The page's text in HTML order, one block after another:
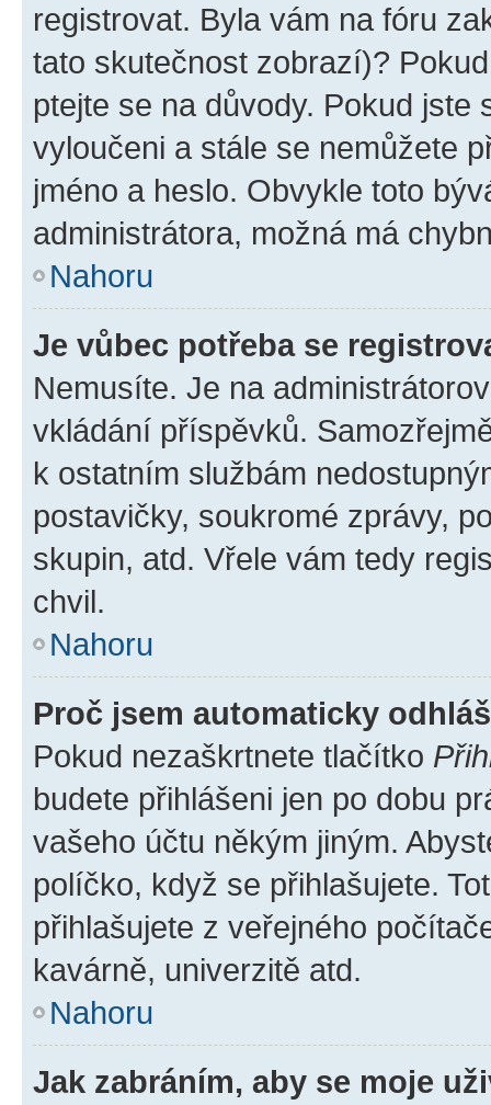
registrovat. Byla vám na fóru
tato skutečnost zobrazí)?
ptejte se na důvody. Pokud jste
vyloučeni a stále se nemůžete
jméno a heslo. Obvykle toto
administrátora, možná má
Nahoru
Je vůbec potřeba se
Nemusíte. Je na
vkládání příspěvků.
k ostatním službám
postavičky, soukromé zprávy,
skupin, atd. Vřele vám tedy
chvil.
Nahoru
Proč jsem automaticky
Pokud nezaškrtnete tlačítko
budete přihlášeni jen po dobu
vašeho účtu někým jiným.
políčko, když se přihlašujete.
přihlašujete z veřejného
kavárně, univerzitě atd.
Nahoru
Jak zabráním, aby se moje